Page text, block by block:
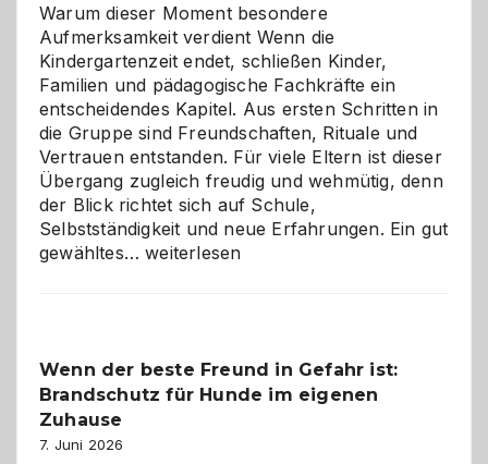
Warum dieser Moment besondere
Aufmerksamkeit verdient Wenn die
Kindergartenzeit endet, schließen Kinder,
Familien und pädagogische Fachkräfte ein
entscheidendes Kapitel. Aus ersten Schritten in
die Gruppe sind Freundschaften, Rituale und
Vertrauen entstanden. Für viele Eltern ist dieser
Übergang zugleich freudig und wehmütig, denn
der Blick richtet sich auf Schule,
Selbstständigkeit und neue Erfahrungen. Ein gut
gewähltes…Abschied
und
herzlich
weiterlesen
Wenn der beste Freund in Gefahr ist:
Brandschutz für Hunde im eigenen
Zuhause
7. Juni 2026